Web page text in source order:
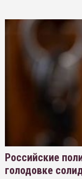
Российские
голодовке